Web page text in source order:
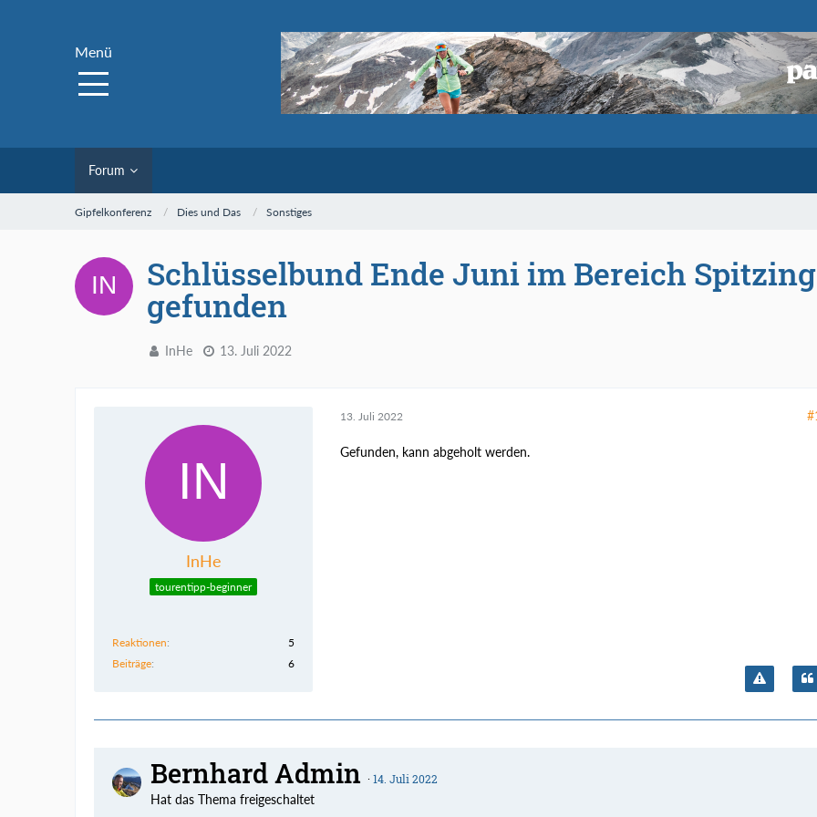
Menü
Forum
Gipfelkonferenz Dies und Das Sonstiges
Schlüsselbund Ende Juni im Bereich Spitzing
gefunden
InHe 13. Juli 2022
InHe
tourentipp-beginner
Reaktionen
5
Beiträge
6
13. Juli 2022
Gefunden, kann abgeholt werden.
Bernhard Admin 14. Juli 2022
Hat das Thema freigeschaltet